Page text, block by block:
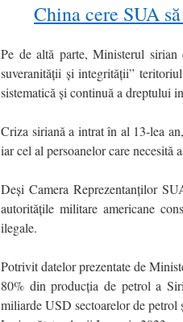
China cere SUA
Pe de altă parte, Ministerul
suveranității și integrității”
sistematică și continuă a dreptului
Criza siriană a intrat în al 13-lea
iar cel al persoanelor care necesită
Deși Camera Reprezentanților
autoritățile militare americane
ilegale.
Potrivit datelor prezentate de
80% din producția de petrol a
miliarde USD sectoarelor de petrol